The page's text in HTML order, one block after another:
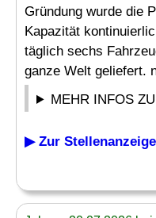
Gründung wurde die
Kapazität
täglich sechs
ganze Welt geliefert.
MEHR INFOS
▶ Zur Stellenanzeige